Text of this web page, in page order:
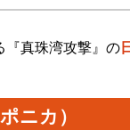
『真珠湾攻撃』の
ニカ）